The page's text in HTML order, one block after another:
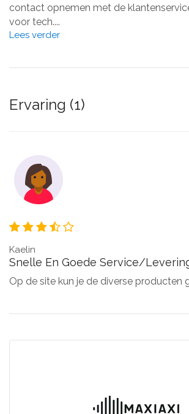
contact opnemen met de
voor tech....
Lees verder
Ervaring (1)
Kaelin
Snelle En Goede Service/
Op de site kun je de diverse producten